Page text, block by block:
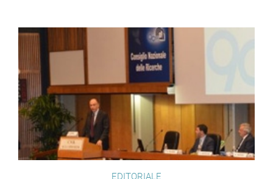
EDITORIALE